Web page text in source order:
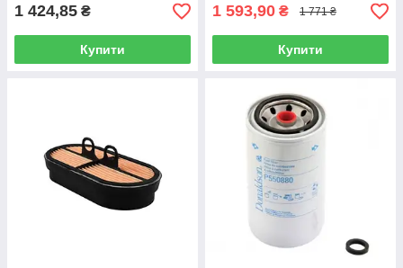
1 424,85 ₴
Купити
1 593,90 ₴ 1 771 ₴
Купити